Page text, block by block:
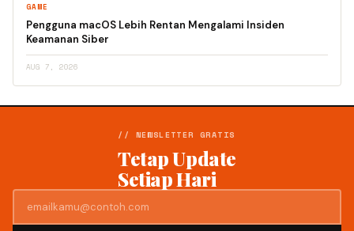
GAME
Pengguna macOS Lebih Rentan Mengalami Insiden
Keamanan Siber
AUG 7, 2026
// NEWSLETTER GRATIS
Tetap Update
Setiap Hari